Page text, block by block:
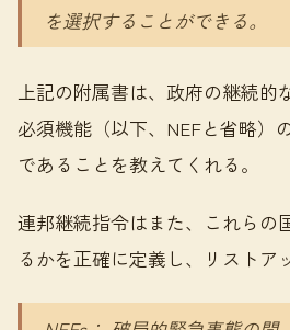
を選択することができる。
上記の附属書は、政府の継続的
必須機能（以下、NEFと省略）
であることを教えてくれる。
連邦継続指令はまた、これらの
るかを正確に定義し、リストア